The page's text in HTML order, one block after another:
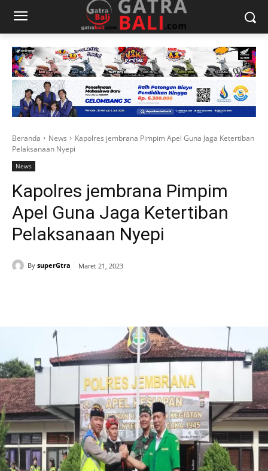
Beranda News
Kapolres jembrana Pimpim Apel Guna Jaga Ketertiban
Pelaksanaan Nyepi
News
Kapolres jembrana Pimpim
Apel Guna Jaga Ketertiban
Pelaksanaan Nyepi
By superGtra Maret 21, 2023